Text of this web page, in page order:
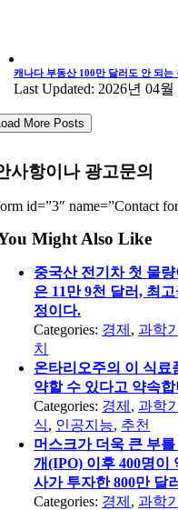
캐나다 부동산 100만 달러도 안 되
Last Updated: 2026년 04월
More Posts
사항이나 광고문의
id=”3″ name=”Contact
Might Also Like
중국산 전기차 첫 물
은 11만 9천 달러, 최
정이다.
Categories: 경제 ,과학
치
온타리오주의 이 식료
약할 수 있다고 약속
Categories: 경제 ,과학
식, 인공지능, 추천
머스크가 더욱 큰 부
개(IPO) 이후 400명이
사가 투자한 800만 달
Categories: 경제 ,과학